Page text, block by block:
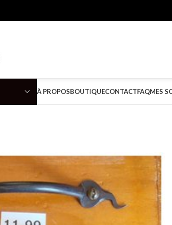
À PROPOSBOUTIQUECONTACTFAQMES